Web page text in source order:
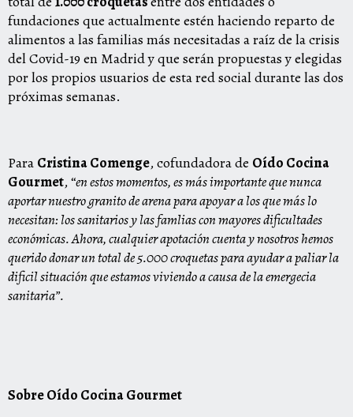
fundaciones que actualmente estén haciendo reparto de
alimentos a las familias más necesitadas a raíz de la crisis
del Covid-19 en Madrid y que serán propuestas y elegidas
por los propios usuarios de esta red social durante las dos
próximas semanas.
Para Cristina Comenge, cofundadora de Oído Cocina
Gourmet,“en estos momentos, es más importante que nunca
aportar nuestro granito de arena para apoyar a los que más lo
necesitan: los sanitarios y las famlias con mayores dificultades
económicas. Ahora, cualquier apotación cuenta y nosotros hemos
querido donar un total de 5.000 croquetas para ayudar a paliar la
dificil situación que estamos viviendo a causa de la emergecia
sanitaria”.
Sobre Oído Cocina Gourmet